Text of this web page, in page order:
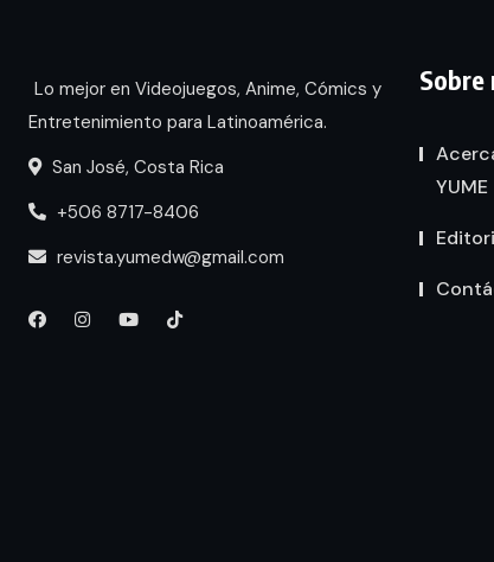
Lo mejor en Videojuegos, Anime, Cómics y
Entretenimiento para Latinoamérica.
San José, Costa Rica
+506 8717-8406
revista.yumedw@gmail.com
YUME